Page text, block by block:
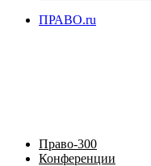
ПРАВО.ru
Право-300
Конференции